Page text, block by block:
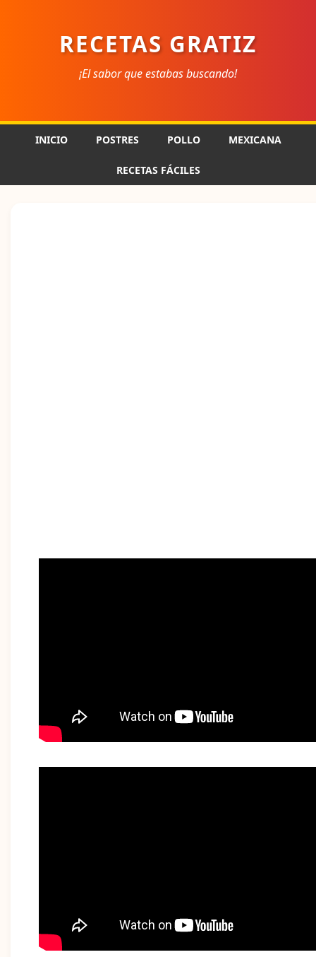
RECETAS GRATIZ
¡El sabor que estabas buscando!
INICIO POSTRES POLLO MEXICANA
RECETAS FÁCILES